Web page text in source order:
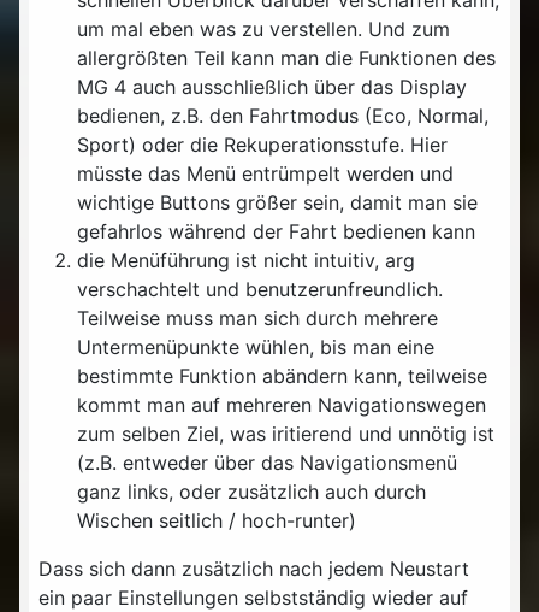
um mal eben was zu verstellen. Und zum
allergrößten Teil kann man die Funktionen des
MG 4 auch ausschließlich über das Display
bedienen, z.B. den Fahrtmodus (Eco, Normal,
Sport) oder die Rekuperationsstufe. Hier
müsste das Menü entrümpelt werden und
wichtige Buttons größer sein, damit man sie
gefahrlos während der Fahrt bedienen kann
die Menüführung ist nicht intuitiv, arg
verschachtelt und benutzerunfreundlich.
Teilweise muss man sich durch mehrere
Untermenüpunkte wühlen, bis man eine
bestimmte Funktion abändern kann, teilweise
kommt man auf mehreren Navigationswegen
zum selben Ziel, was iritierend und unnötig ist
(z.B. entweder über das Navigationsmenü
ganz links, oder zusätzlich auch durch
Wischen seitlich / hoch-runter)
Dass sich dann zusätzlich nach jedem Neustart
ein paar Einstellungen selbstständig wieder auf